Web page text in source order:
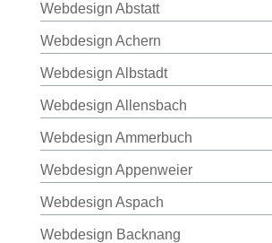
Webdesign Abstatt
Webdesign Achern
Webdesign Albstadt
Webdesign Allensbach
Webdesign Ammerbuch
Webdesign Appenweier
Webdesign Aspach
Webdesign Backnang